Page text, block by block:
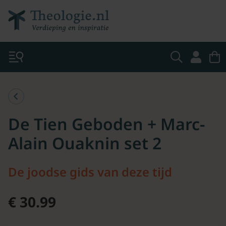
De Tien Geboden + Marc-
Alain Ouaknin set 2
De joodse gids van deze tijd
€ 30.99